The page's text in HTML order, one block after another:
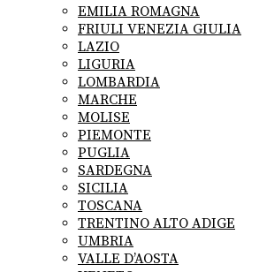
EMILIA ROMAGNA
FRIULI VENEZIA GIULIA
LAZIO
LIGURIA
LOMBARDIA
MARCHE
MOLISE
PIEMONTE
PUGLIA
SARDEGNA
SICILIA
TOSCANA
TRENTINO ALTO ADIGE
UMBRIA
VALLE D’AOSTA